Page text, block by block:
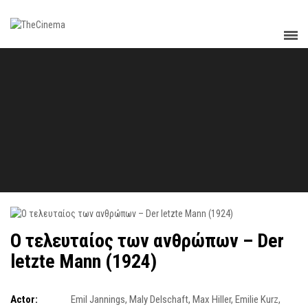
Ο τελευταίος των ανθρώπων – Der
letzte Mann (1924)
Actor: Emil Jannings, Maly Delschaft, Max Hiller, Emilie Kurz,